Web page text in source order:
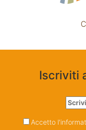
Iscriviti
Accetto